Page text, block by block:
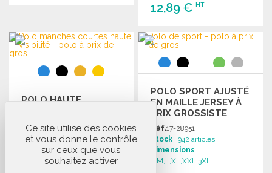
Demander un devis
12,89 €HT
COMMANDER
POLO HAUTE
PRIX GROSSISTE
Réf.17-29179
Stock: 711 articles
Dimensions:
POLO SPORT AJUSTÉ
EN MAILLE JERSEY À
PRIX GROSSISTE
Réf.17-28951
Stock : 942 articles
Dimensions :
S,M,L,XL,XXL,3XL
Ce site utilise des cookies
et vous donne le contrôle
sur ceux que vous
souhaitez activer